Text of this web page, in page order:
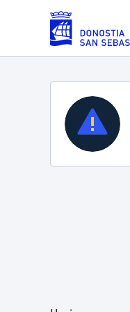
Eduki nagusira joan
Zerbitzuak